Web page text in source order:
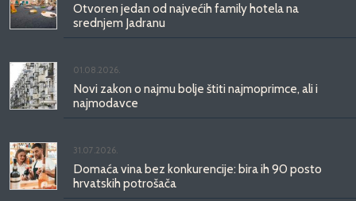
Otvoren jedan od najvećih family hotela na
srednjem Jadranu
01.08.2026.
Novi zakon o najmu bolje štiti najmoprimce, ali i
najmodavce
31.07.2026.
Domaća vina bez konkurencije: bira ih 90 posto
hrvatskih potrošača